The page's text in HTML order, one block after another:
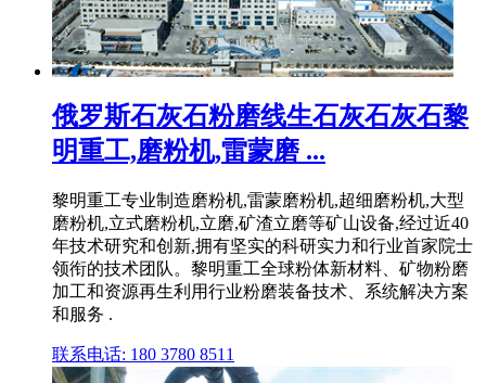
俄罗斯石灰石粉磨线生石灰石灰石黎
明重工,磨粉机,雷蒙磨 ...
黎明重工专业制造磨粉机,雷蒙磨粉机,超细磨粉机,大型
磨粉机,立式磨粉机,立磨,矿渣立磨等矿山设备,经过近40
年技术研究和创新,拥有坚实的科研实力和行业首家院士
领衔的技术团队。黎明重工全球粉体新材料、矿物粉磨
加工和资源再生利用行业粉磨装备技术、系统解决方案
和服务 .
联系电话: 180 3780 8511